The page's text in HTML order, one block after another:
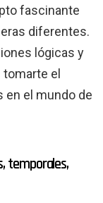
fascinante
diferentes.
lógicas y
tomarte el
en el mundo de
temporales,